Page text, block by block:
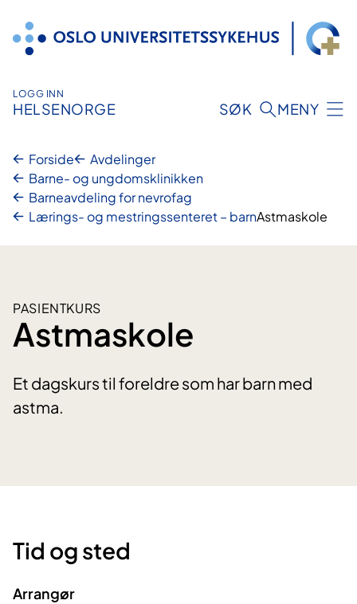
innhold
LOGG INN
HELSENORGE SØK MENY
Forside
Avdelinger
Barne- og ungdomsklinikken
Barneavdeling for nevrofag
Lærings- og mestringssenteret – barnAstmaskole
PASIENTKURS
Astmaskole
Et dagskurs til foreldre som har barn med
astma.
Tid og sted
Arrangør